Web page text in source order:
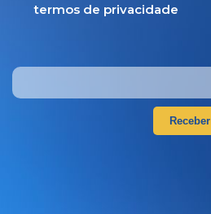
termos de privacidade